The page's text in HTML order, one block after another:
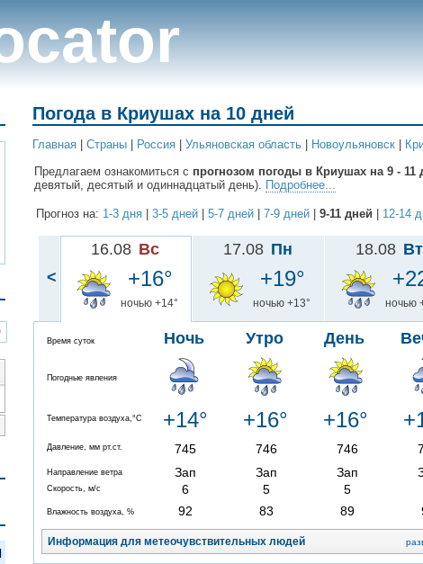
Погода в Криушах на 10 дней
Главная Cтраны Россия Ульяновская область Новоульяновск
Предлагаем ознакомиться с прогнозом погоды в Криушах на 9 - 11
девятый, десятый и одиннадцатый день). Подробнее...
Прогноз на: 1-3 дня 3-5 дней 5-7 дней 7-9 дней 9-11 дней 12-14
<
16.08 Вс
+16°
ночью +14°
Время суток Ночь Утро День
Погодные явления
Температура воздуха,°C +14° +16° +16°
Давление, мм рт.ст. 745 746 746
Направление ветра Зап Зап Зап
Скорость, м/с 6 5 5
Влажность воздуха, % 92 83 89
Информация для метеочувствительных людей
17.08 Пн
+19°
ночью +13°
18.08 Вт
ночью